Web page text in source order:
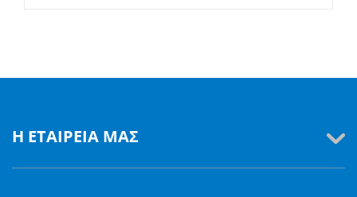
Η ΕΤΑΙΡΕΊΑ ΜΑΣ